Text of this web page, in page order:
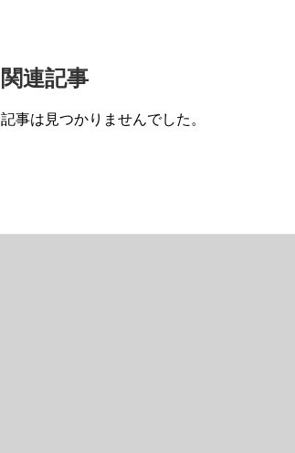
関連記事
記事は見つかりませんでした。